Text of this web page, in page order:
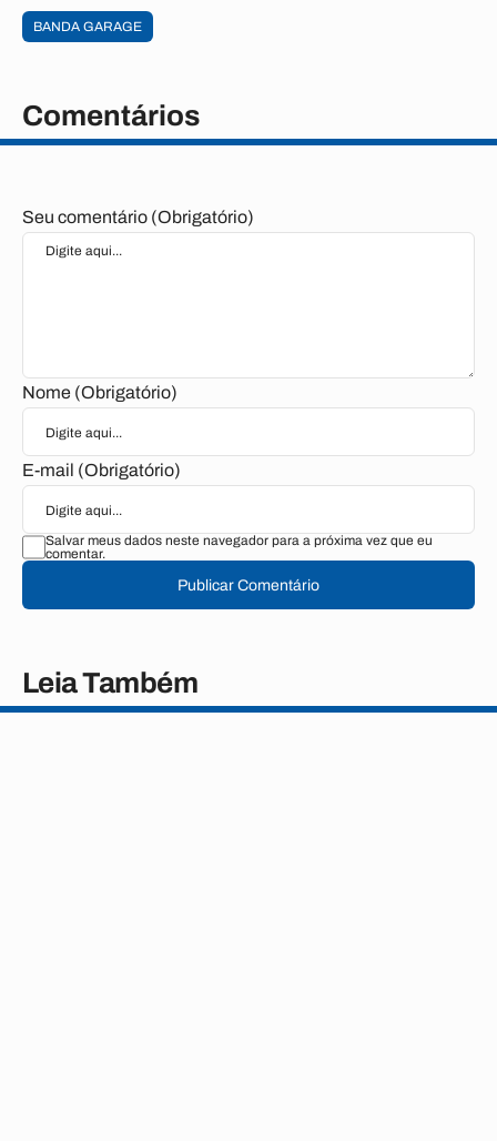
BANDA GARAGE
Comentários
Seu comentário (Obrigatório)
Nome (Obrigatório)
E-mail (Obrigatório)
Salvar meus dados neste navegador para a próxima vez que eu
comentar.
Publicar Comentário
Leia Também